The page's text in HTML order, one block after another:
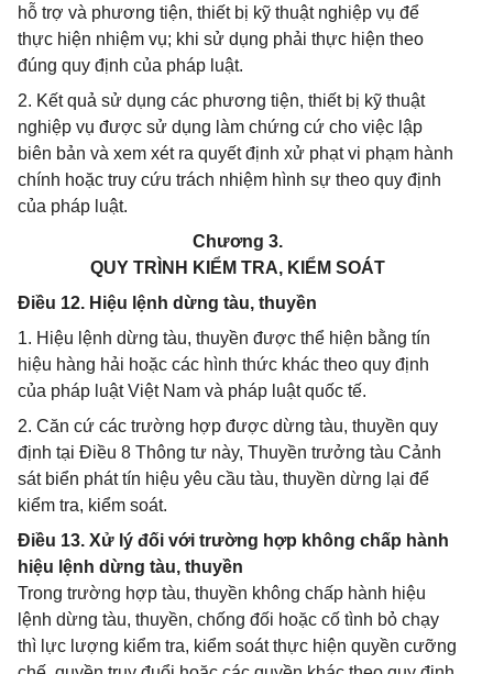
hỗ trợ và phương tiện, thiết bị kỹ thuật nghiệp vụ để
thực hiện nhiệm vụ; khi sử dụng phải thực hiện theo
đúng quy định của pháp luật.
2. Kết quả sử dụng các phương tiện, thiết bị kỹ thuật
nghiệp vụ được sử dụng làm chứng cứ cho việc lập
biên bản và xem xét ra quyết định xử phạt vi phạm hành
chính hoặc truy cứu trách nhiệm hình sự theo quy định
của pháp luật.
Chương 3.
QUY TRÌNH KIỂM TRA, KIỂM SOÁT
Điều 12. Hiệu lệnh dừng tàu, thuyền
1. Hiệu lệnh dừng tàu, thuyền được thể hiện bằng tín
hiệu hàng hải hoặc các hình thức khác theo quy định
của pháp luật Việt Nam và pháp luật quốc tế.
2. Căn cứ các trường hợp được dừng tàu, thuyền quy
định tại Điều 8 Thông tư này, Thuyền trưởng tàu Cảnh
sát biển phát tín hiệu yêu cầu tàu, thuyền dừng lại để
kiểm tra, kiểm soát.
Điều 13. Xử lý đối với trường hợp không chấp hành
hiệu lệnh dừng tàu, thuyền
Trong trường hợp tàu, thuyền không chấp hành hiệu
lệnh dừng tàu, thuyền, chống đối hoặc cố tình bỏ chạy
thì lực lượng kiểm tra, kiểm soát thực hiện quyền cưỡng